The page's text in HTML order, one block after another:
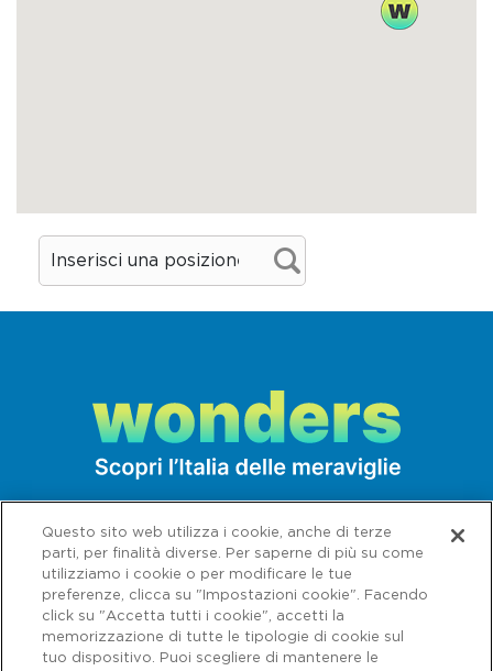
all'abitazione, tra cui servizi igienici e
gratuitamente elettricità e altri servizi
comuni. Erano presenti anche edifici con un
valore altamente simbolico, come la chiesa
ed il castello (residenza della famiglia
situate a sud di quelle degli operai.
Criterio (iv):
Crespi d'Adda è un esempio
eccezionale dei villaggi operai dell'Europa
secolo, riflesso della filosofia predominante
di industriali illuminati nei confronti dei
loro dipendenti.
Criterio (v):Crespi d'Adda è un raro
Questo sito web utilizza i cookie, anche di terze
parti, per finalità diverse. Per saperne di più su come
utilizziamo i cookie o per modificare le tue
preferenze, clicca su "Impostazioni cookie". Facendo
click su "Accetta tutti i cookie", accetti la
memorizzazione di tutte le tipologie di cookie sul
tuo dispositivo. Puoi scegliere di mantenere le